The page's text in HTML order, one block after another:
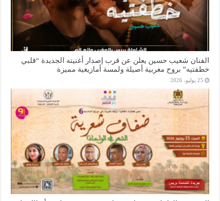
الفنان شعيب حسين يعلن عن قرب إصدار أغنيته الجديدة “قلبي
خطفتيه” بروح مغربية أصيلة ولمسة أمازيغية مميزة
25 يوليو، 2026